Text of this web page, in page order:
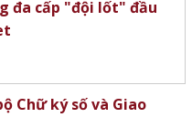
đa cấp "đội lốt" đầu
Chữ ký số và Giao